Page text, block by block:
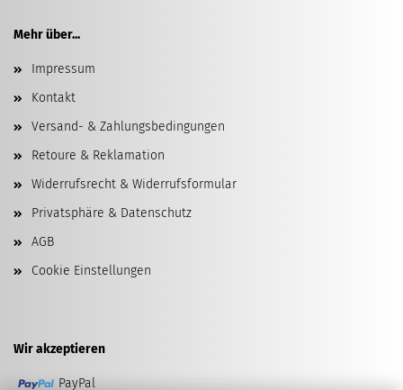
Mehr über...
Impressum
Kontakt
Versand- & Zahlungsbedingungen
Retoure & Reklamation
Widerrufsrecht & Widerrufsformular
Privatsphäre & Datenschutz
AGB
Cookie Einstellungen
Wir akzeptieren
PayPal